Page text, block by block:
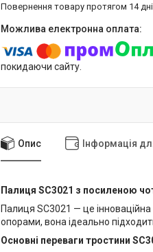
повернення товару протягом 14
покидаючи сайту.
Опис Інформація
Палиця SC3021 з посиленою
Палиця SC3021 — це інноваційна
опорами, вона ідеально
Основні переваги тростини